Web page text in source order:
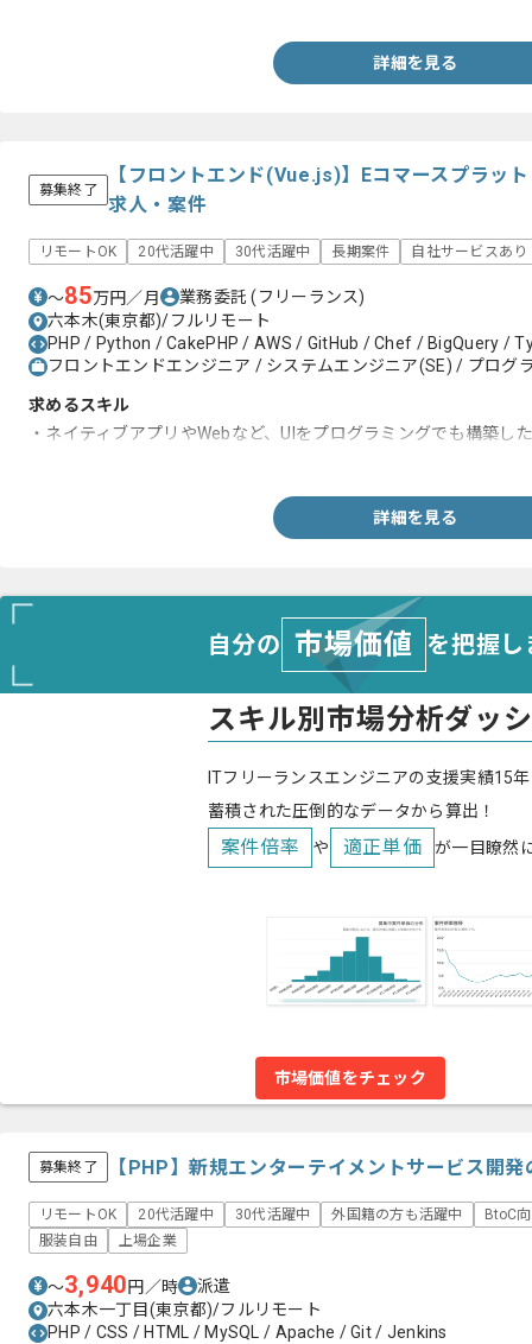
詳細を見る
募集終了
【フロントエンド(Vue.js)】Eコマースプラッ
求人・案件
リモートOK 20代活躍中 30代活躍中 長期案件 自社サービスあり
〜85万円／月 業務委託(フリーランス)
六本木(東京都)/フルリモート
PHP / Python / CakePHP / AWS / GitHub / Chef / BigQuery /
フロントエンドエンジニア / システムエンジニア(SE) / プログ
求めるスキル
・ネイティブアプリやWebなど、UIをプログラミングでも構築し
詳細を見る
自分の 市場価値 を把握
スキル別市場分析ダッ
ITフリーランスエンジニアの支援実績15
蓄積された圧倒的なデータから算出！
案件倍率 や 適正単価 が一目瞭然
市場価値をチェック
募集終了 【PHP】新規エンターテイメントサービス開
リモートOK 20代活躍中 30代活躍中 外国籍の方も活躍中
BtoC
服装自由
上場企業
〜3,940円／時
派遣
六本木一丁目(東京都)/フルリモート
PHP / CSS / HTML / MySQL / Apache / Git / Jenkins